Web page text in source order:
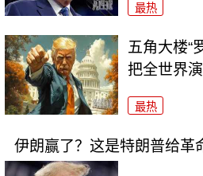
最热
五角大楼“
把全世界
最热
伊朗赢了？这是特朗普给革